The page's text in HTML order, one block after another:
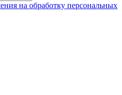
на обработку персональных